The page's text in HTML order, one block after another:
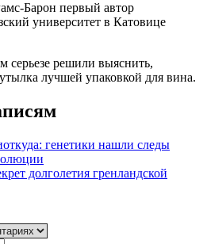
Барон первый автор
университет в Катовице
серьезе решили выяснить,
лучшей упаковкой для вина.
генетики нашли следы
долголетия гренландской